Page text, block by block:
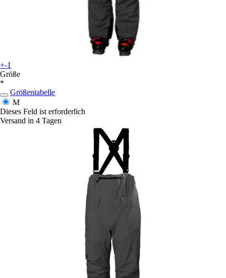
+-1
Größe
*
Größentabelle
M
Dieses Feld ist erforderlich
Versand in 4 Tagen